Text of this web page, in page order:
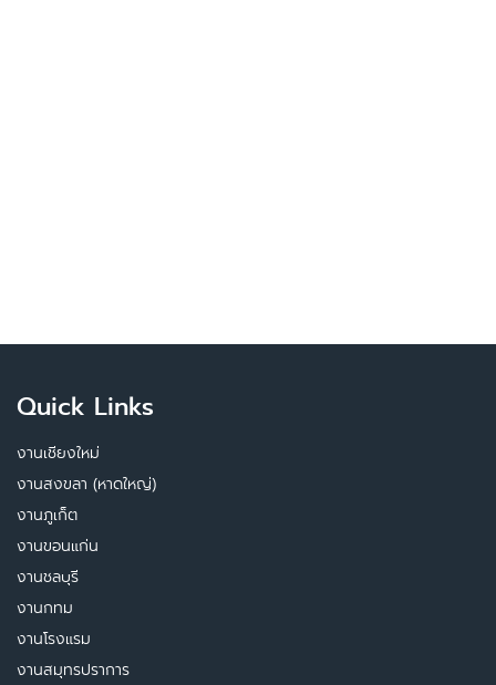
Quick Links
งานเชียงใหม่
งานสงขลา (หาดใหญ่)
งานภูเก็ต
งานขอนแก่น
งานชลบุรี
งานกทม
งานโรงแรม
งานสมุทรปราการ